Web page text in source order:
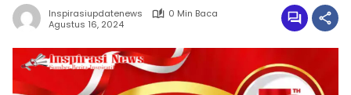
Inspirasiupdatenews
0 Min Baca
Agustus 16, 2024